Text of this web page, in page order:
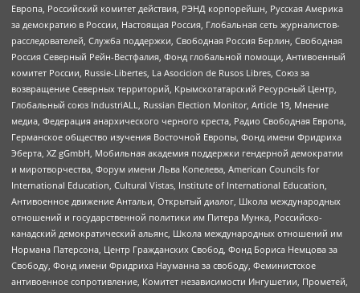
Европа, Российский комитет действия, РЭНД корпорейшн, Русская Америка
за демократию в России, Настоящая Россия, Глобальная сеть журналистов-
расследователей, Служба поддержки, Свободная Россия Берлин, Свободная
Россия Северный Рейн-Вестфалия, Фонд глобальной помощи, Антивоенный
комитет России, Russie-Libertes, La Asocicion de Rusos Libres, Союз за
возвращение Северных территорий, Крымскотатарский Ресурсный Центр,
Глобальный союз IndustriALL, Russian Election Monitor, Article 19, Мнение
медиа, Федерация анархического черного креста, Радио Свободная Европа,
Германское общество изучения Восточной Европы, Фонд имени Фридриха
Эберта, XZ gGmbH, Мобильная академия поддержки гендерной демократии
и миротворчества, Форум имени Льва Копелева, American Councils for
International Education, Cultural Vistas, Institute of International Education,
Антивоенное движение Антальи, Открытый диалог, Школа международных
отношений и государственной политики им Питера Мунка, Российско-
канадский демократический альянс, Школа международных отношений им
Нормана Патерсона, Центр Гражданских Свобод, Фонд Бориса Немцова за
Свободу, Фонд имени Фридриха Науманна за свободу, Феминистское
антивоенное сопротивление, Комитет независимости Ингушетии, Прометей,